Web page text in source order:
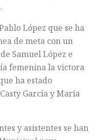
López que se ha
de meta con un
Samuel López e
femenina la victora
ha estado
García y María
y asistentes se han